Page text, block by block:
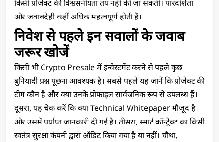
किसी प्रोजेक्ट की विश्वसनीयता तय नहीं की जा सकती। पारदर्शिता
और जवाबदेही कहीं अधिक महत्वपूर्ण होती हैं।
निवेश से पहले इन सवालों के जवाब
जरूर खोजें
किसी भी Crypto Presale में इन्वेस्टमेंट करने से पहले कुछ
बुनियादी प्रश्न पूछना आवश्यक है। सबसे पहले यह जानें कि प्रोजेक्ट की
टीम कौन है और क्या उनके प्रोफाइल सार्वजनिक रूप से उपलब्ध हैं।
दूसरा, यह चेक करें कि क्या Technical Whitepaper मौजूद है
और उसमें पर्याप्त जानकारी दी गई है। तीसरा, स्मार्ट कॉन्ट्रैक्ट का किसी
स्वतंत्र सुरक्षा कंपनी द्वारा ऑडिट किया गया है या नहीं। चौथा,